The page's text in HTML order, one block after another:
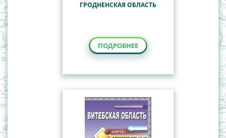
ГРОДНЕНСКАЯ ОБЛАСТЬ
ПОДРОБНЕЕ